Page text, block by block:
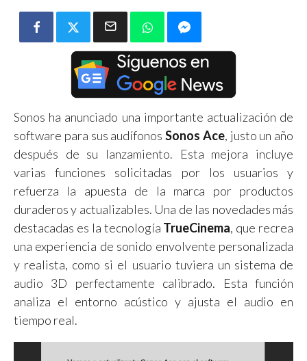
Sonos ha anunciado una importante actualización de
software para sus audífonos Sonos Ace, justo un año
después de su lanzamiento. Esta mejora incluye
varias funciones solicitadas por los usuarios y
refuerza la apuesta de la marca por productos
duraderos y actualizables. Una de las novedades más
destacadas es la tecnología TrueCinema, que recrea
una experiencia de sonido envolvente personalizada
y realista, como si el usuario tuviera un sistema de
audio 3D perfectamente calibrado. Esta función
analiza el entorno acústico y ajusta el audio en
tiempo real.